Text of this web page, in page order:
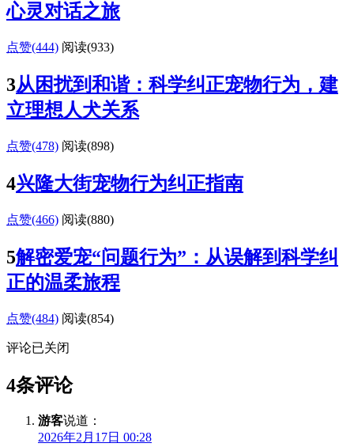
心灵对话之旅
点赞(444) 阅读(933)
3从困扰到和谐：科学纠正宠物行为，建
立理想人犬关系
点赞(478) 阅读(898)
4兴隆大街宠物行为纠正指南
点赞(466) 阅读(880)
5解密爱宠“问题行为”：从误解到科学纠
正的温柔旅程
点赞(484) 阅读(854)
评论已关闭
4条评论
游客说道：
2026年2月17日 00:28